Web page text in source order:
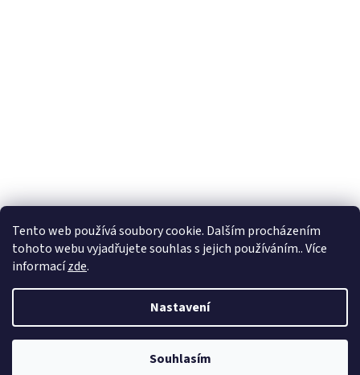
Tento web používá soubory cookie. Dalším procházením
tohoto webu vyjadřujete souhlas s jejich používáním.. Více
informacízde.
Nastavení
Souhlasím